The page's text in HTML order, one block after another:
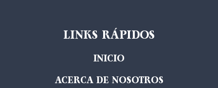
LINKS RÁPIDOS
INICIO
ACERCA DE NOSOTROS